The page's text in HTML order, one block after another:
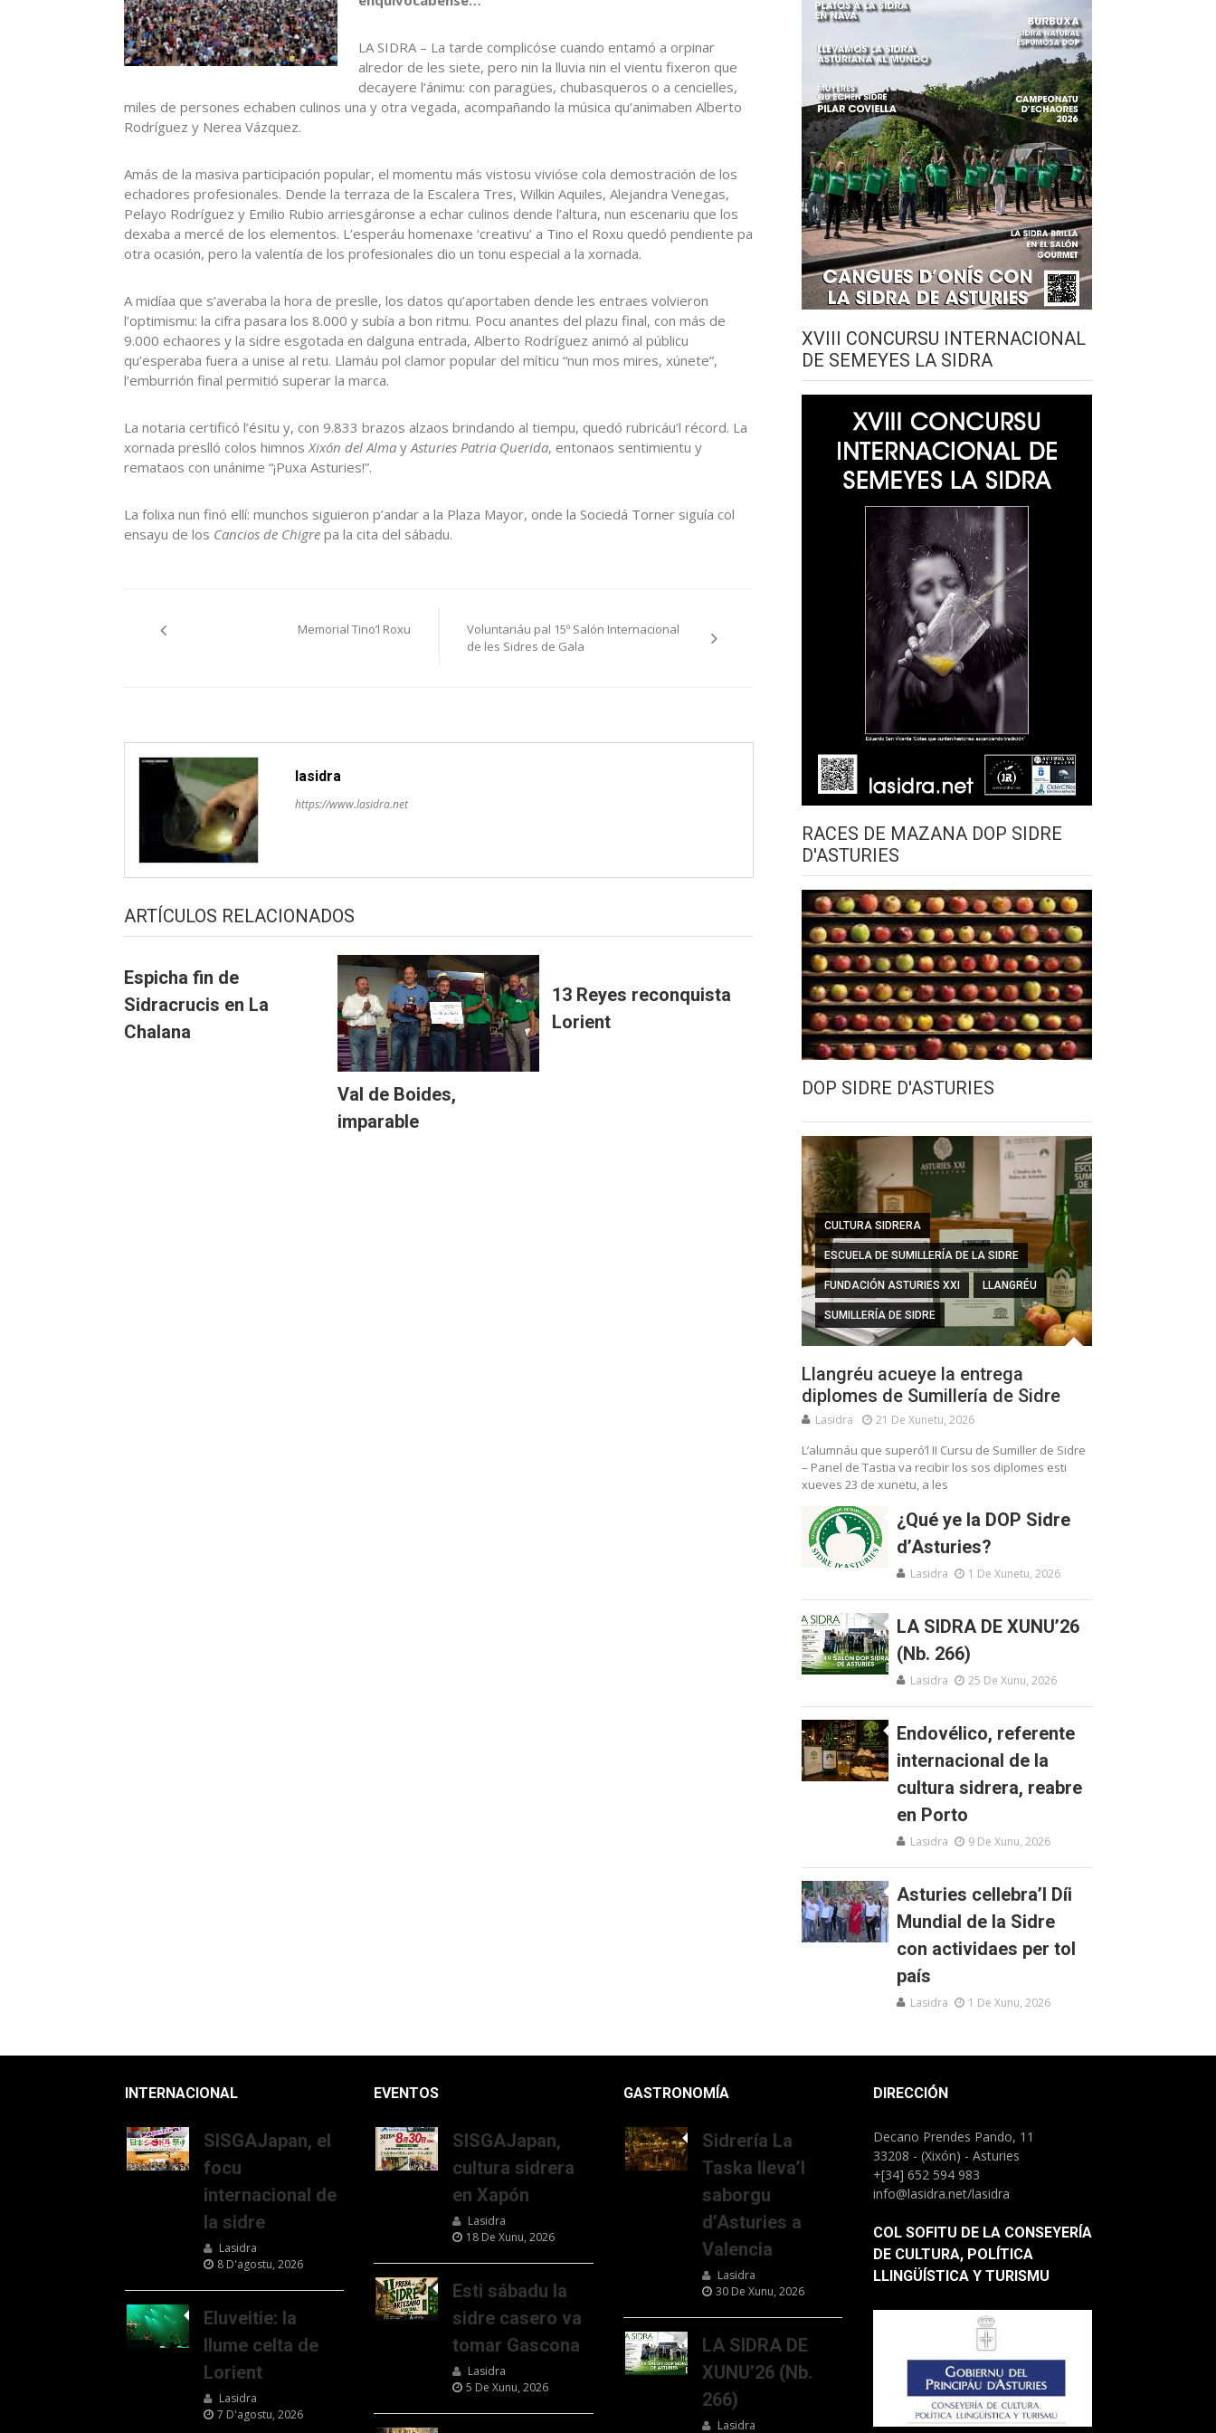
LA SIDRA – La tarde complicóse cuando entamó a orpinar
alredor de les siete, pero nin la lluvia nin el vientu fixeron que
decayere l’ánimu: con paragües, chubasqueros o a cencielles,
miles de persones echaben culinos una y otra vegada, acompañando la música qu’animaben Alberto
Rodríguez y Nerea Vázquez.
Amás de la masiva participación popular, el momentu más vistosu vivióse cola demostración de los
echadores profesionales. Dende la terraza de la Escalera Tres, Wilkin Aquiles, Alejandra Venegas,
Pelayo Rodríguez y Emilio Rubio arriesgáronse a echar culinos dende l’altura, nun escenariu que los
dexaba a mercé de los elementos. L’esperáu homenaxe ‘creativu’ a Tino el Roxu quedó pendiente pa
otra ocasión, pero la valentía de los profesionales dio un tonu especial a la xornada.
A midíaa que s’averaba la hora de preslle, los datos qu’aportaben dende les entraes volvieron
l’optimismu: la cifra pasara los 8.000 y subía a bon ritmu. Pocu anantes del plazu final, con más de
9.000 echaores y la sidre esgotada en dalguna entrada, Alberto Rodríguez animó al públicu
qu’esperaba fuera a unise al retu. Llamáu pol clamor popular del míticu “nun mos mires, xúnete”,
l’emburrión final permitió superar la marca.
La notaria certificó l’ésitu y, con 9.833 brazos alzaos brindando al tiempu, quedó rubricáu’l récord. La
xornada preslló colos himnos Xixón del Alma y Asturies Patria Querida, entonaos sentimientu y
remataos con unánime “¡Puxa Asturies!”.
La folixa nun finó ellí: munchos siguieron p’andar a la Plaza Mayor, onde la Sociedá Torner siguía col
ensayu de los Cancios de Chigre pa la cita del sábadu.
pelos
Memorial Tino’l Roxu
Voluntariáu pal 15º Salón Internacional
de les Sidres de Gala
lasidra
https://www.lasidra.net
ARTÍCULOS RELACIONADOS
Espicha fin de
Sidracrucis en La
Chalana
Val de Boides,
imparable
13 Reyes reconquista
Lorient
XVIII CONCURSU INTERNACIONAL
DE SEMEYES LA SIDRA
RACES DE MAZANA DOP SIDRE
D'ASTURIES
DOP SIDRE D'ASTURIES
CULTURA SIDRERA
ESCUELA DE SUMILLERÍA DE LA SIDRE
FUNDACIÓN ASTURIES XXI LLANGRÉU
SUMILLERÍA DE SIDRE
Llangréu acueye la entrega
diplomes de Sumillería de Sidre
Lasidra 21 De Xunetu, 2026
L’alumnáu que superó’l II Cursu de Sumiller de Sidre
– Panel de Tastia va recibir los sos diplomes esti
xueves 23 de xunetu, a les
¿Qué ye la DOP Sidre
d’Asturies?
Lasidra 1 De Xunetu, 2026
LA SIDRA DE XUNU’26
(Nb. 266)
Lasidra 25 De Xunu, 2026
Endovélico, referente
internacional de la
cultura sidrera, reabre
en Porto
Lasidra 9 De Xunu, 2026
Asturies cellebra’l Díi
Mundial de la Sidre
con actividaes per tol
país
Lasidra 1 De Xunu, 2026
INTERNACIONAL
SISGAJapan, el
focu
internacional de
la sidre
Lasidra
8 D'agostu, 2026
Eluveitie: la
llume celta de
Lorient
Lasidra
7 D'agostu, 2026
EVENTOS
SISGAJapan,
cultura sidrera
en Xapón
Lasidra
18 De Xunu, 2026
Esti sábadu la
sidre casero va
tomar Gascona
Lasidra
5 De Xunu, 2026
GASTRONOMÍA
Sidrería La
Taska lleva’l
saborgu
d’Asturies a
Valencia
Lasidra
30 De Xunu, 2026
LA SIDRA DE
XUNU’26 (Nb.
266)
Lasidra
DIRECCIÓN
Decano Prendes Pando, 11
33208 - (Xixón) - Asturies
+[34] 652 594 983
info@lasidra.net/lasidra
COL SOFITU DE LA CONSEYERÍA
DE CULTURA, POLÍTICA
LLINGÜÍSTICA Y TURISMU